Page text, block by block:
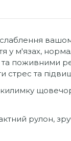
у м'язах,
та поживними
та
рулон,